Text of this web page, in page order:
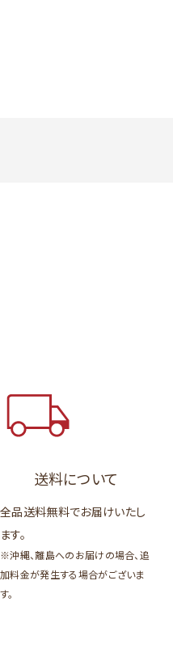
送料について
全品送料無料でお届けいたし
ます。
※沖縄、離島へのお届けの場合、追
加料金が発生する場合がございま
す。